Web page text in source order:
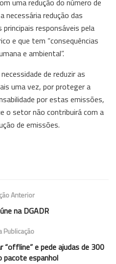
necessária redução das
responsáveis pela
e que tem “consequências
e ambiental”.
de reduzir as
uma vez, por proteger a
por estas emissões,
o setor não contribuirá com a
de emissões.
Anterior
na DGADR
Publicação
“offline” e pede ajudas de 300
pacote espanhol